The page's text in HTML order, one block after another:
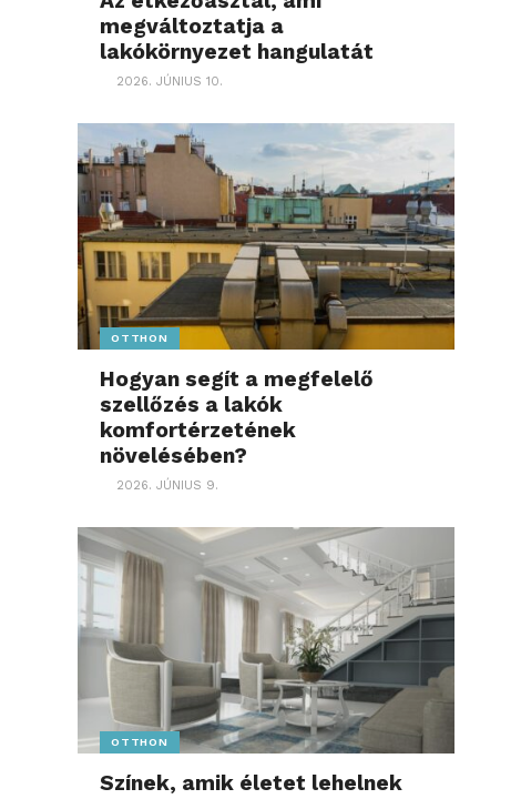
megváltoztatja a
lakókörnyezet hangulatát
2026. JÚNIUS 10.
OTTHON
Hogyan segít a megfelelő
szellőzés a lakók
komfortérzetének
növelésében?
2026. JÚNIUS 9.
OTTHON
Színek, amik életet lehelnek